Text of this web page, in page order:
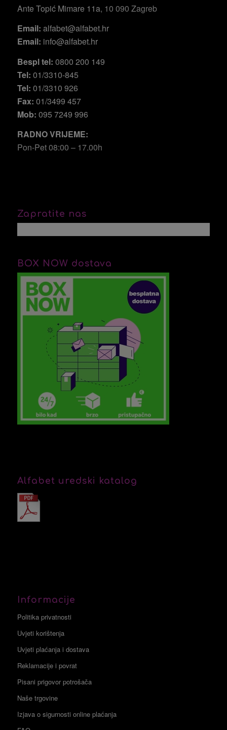
Ante Topić Mimare 11a, 10 090 Zagreb
Email: alfabet@alfabet.hr
Email: info@alfabet.hr
Bespl tel: 0800 200 149
Tel: 01/3310-845
Tel: 01/3310 926
Fax: 01/3499 457
Mob: 095 7249 996
RADNO VRIJEME:
Pon-Pet 08:00 – 17.00h
Zapratite nas
BOX NOW dostava
Alfabet uredski katalog
Informacije
Politika privatnosti
Uvjeti korištenja
Uvjeti plaćanja i dostava
Reklamacije i povrat
Pisani prigovor potrošača
Naše trgovine
Izjava o sigurnosti online plaćanja